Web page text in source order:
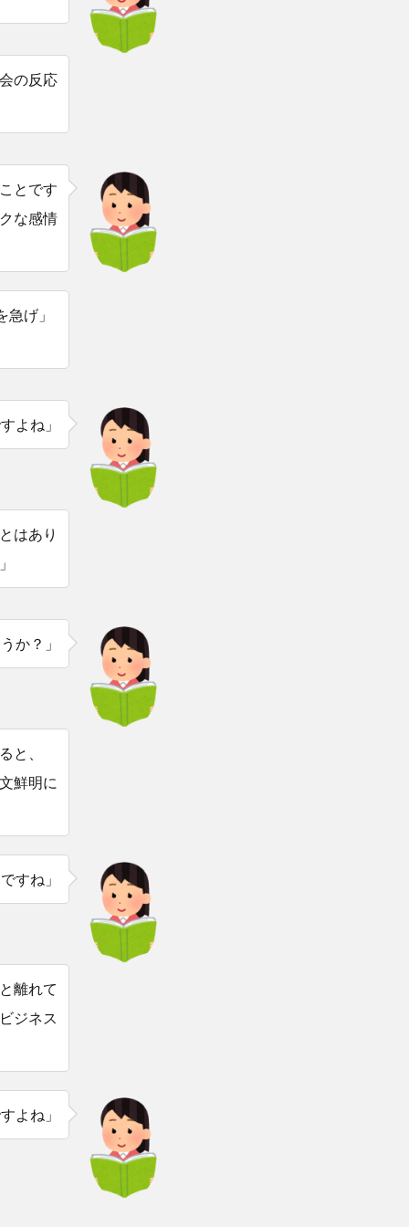
の反応
とです
な感情
げ」
よね」
はあり
か？」
と、
鮮明に
すね」
離れて
ジネス
よね」